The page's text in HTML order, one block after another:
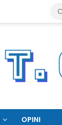
OPINI